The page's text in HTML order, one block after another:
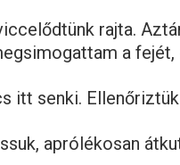
rajta.
a
itt senki.
aprólékosan